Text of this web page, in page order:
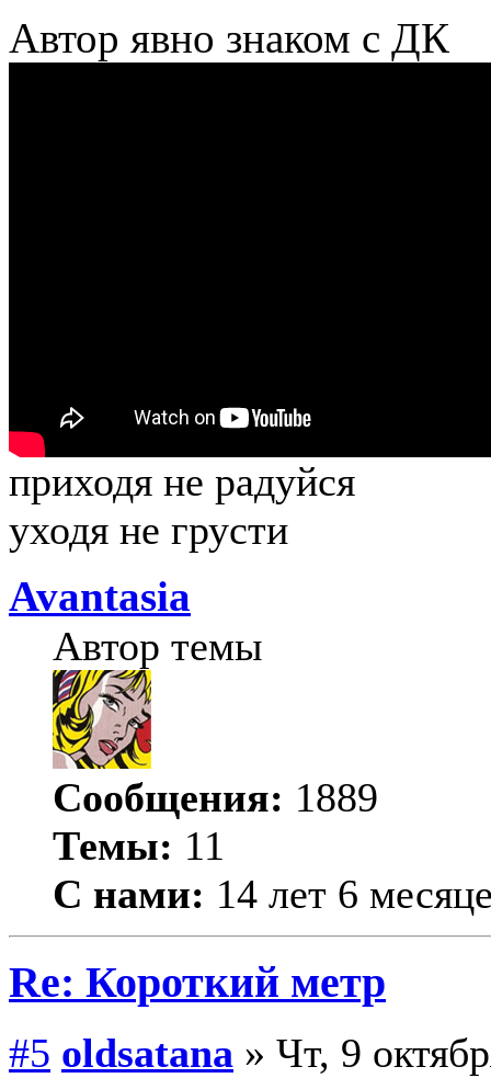
Автор явно знаком с ДК
приходя не радуйся
уходя не грусти
Avantasia
Автор темы
Сообщения: 1889
Темы: 11
С нами: 14 лет 6
Re: Короткий метр
#5 oldsatana » Чт, 9